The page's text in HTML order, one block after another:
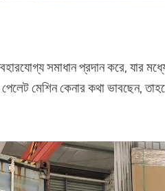
সমাধান প্রদান করে, যার
মেশিন কেনার কথা ভাবছেন,